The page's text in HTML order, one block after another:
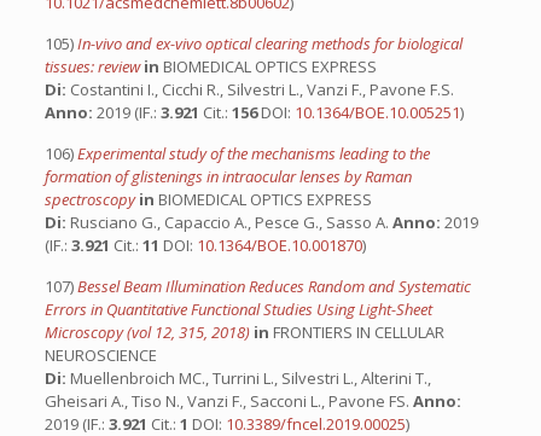
105)In-vivo and ex-vivo optical clearing methods for biological
tissues: reviewin BIOMEDICAL OPTICS EXPRESS
Di: Costantini I., Cicchi R., Silvestri L., Vanzi F., Pavone F.S.
Anno: 2019 (IF.: 3.921 Cit.: 156DOI: 10.1364/BOE.10.005251)
106)Experimental study of the mechanisms leading to the
formation of glistenings in intraocular lenses by Raman
spectroscopyin BIOMEDICAL OPTICS EXPRESS
Di: Rusciano G., Capaccio A., Pesce G., Sasso A. Anno: 2019
(IF.: 3.921 Cit.: 11 DOI: 10.1364/BOE.10.001870)
107)Bessel Beam Illumination Reduces Random and Systematic
Errors in Quantitative Functional Studies Using Light-Sheet
Microscopy (vol 12, 315, 2018) in FRONTIERS IN CELLULAR
NEUROSCIENCE
Di: Muellenbroich MC., Turrini L., Silvestri L., Alterini T.,
Gheisari A., Tiso N., Vanzi F., Sacconi L., Pavone FS. Anno:
2019 (IF.: 3.921 Cit.: 1 DOI: 10.3389/fncel.2019.00025)